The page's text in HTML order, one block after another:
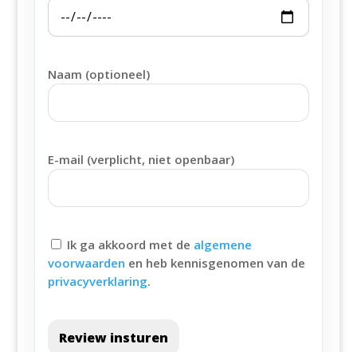
Naam (optioneel)
E-mail (verplicht, niet openbaar)
Ik ga akkoord met de algemene
voorwaarden en heb kennisgenomen van de
privacyverklaring.
Review insturen